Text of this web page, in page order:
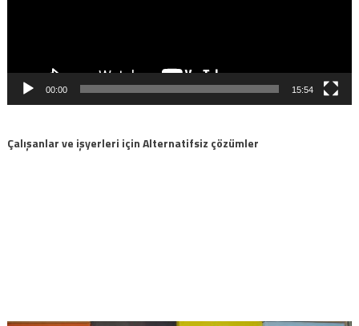
00:00 15:54
Çalışanlar ve işyerleri için Alternatifsiz çözümler